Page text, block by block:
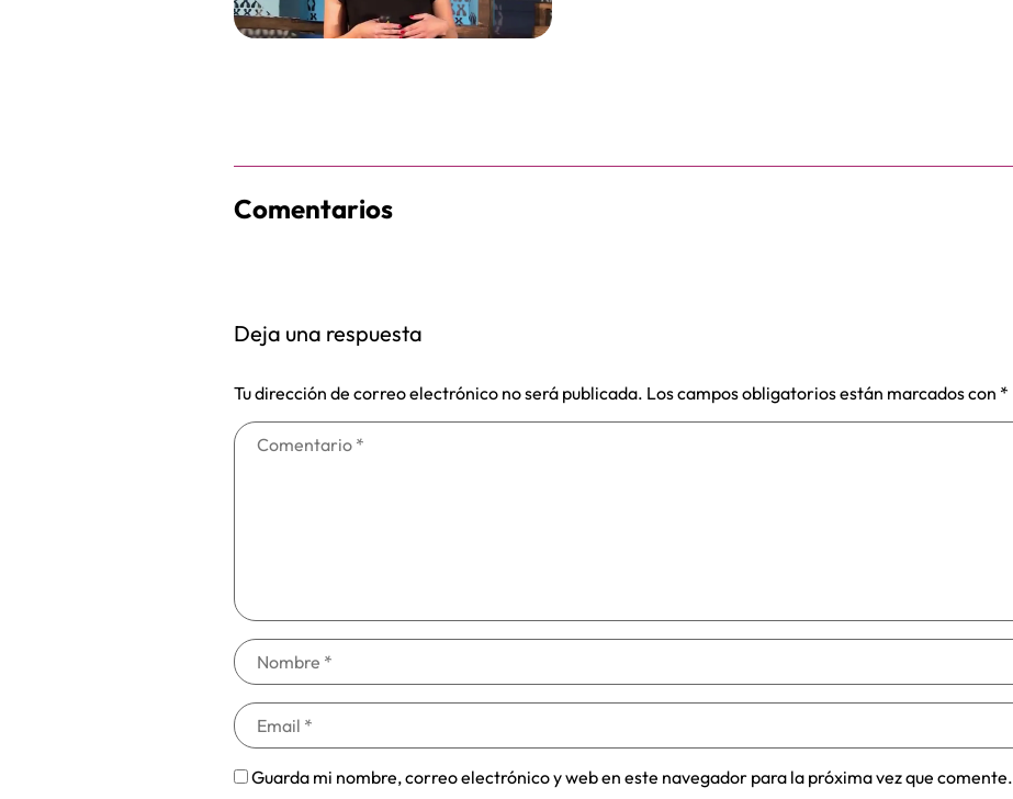
Comentarios
Deja una respuesta
Tu dirección de correo electrónico no será publicada. Los campos obligatorios están marcados con *
Guarda mi nombre, correo electrónico y web en este navegador para la próxima vez que comente.